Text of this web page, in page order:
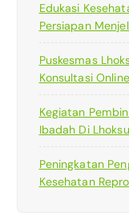
Edukasi
Persiapan
Puskesmas
Konsultasi Online
Kegiatan
Ibadah Di
Peningkatan
Kesehatan